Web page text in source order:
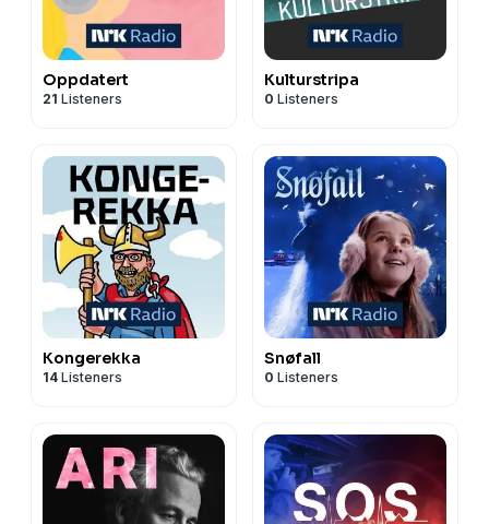
Oppdatert
21 Listeners
Kulturstripa
0 Listeners
Kongerekka
14 Listeners
Snøfall
0 Listeners